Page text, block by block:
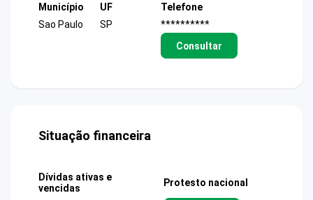
Município
Sao Paulo
UF
SP
Telefone
**********
Consultar
Situação financeira
Dívidas ativas e
vencidas
Protesto nacional